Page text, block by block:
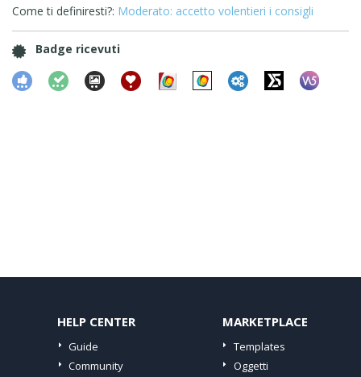
Come ti definiresti?: Moderato: accetto volentieri i consigli
Badge ricevuti
HELP CENTER
Guide
Community
MARKETPLACE
Templates
Oggetti